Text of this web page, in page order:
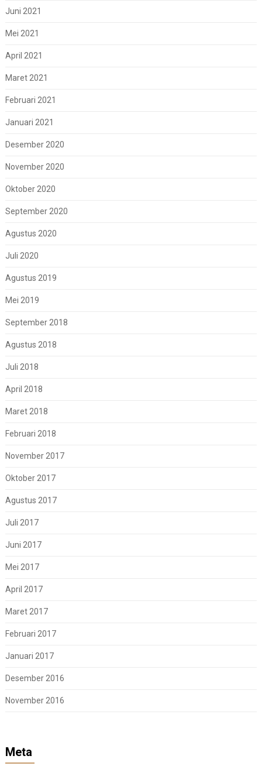
Juni 2021
Mei 2021
April 2021
Maret 2021
Februari 2021
Januari 2021
Desember 2020
November 2020
Oktober 2020
September 2020
Agustus 2020
Juli 2020
Agustus 2019
Mei 2019
September 2018
Agustus 2018
Juli 2018
April 2018
Maret 2018
Februari 2018
November 2017
Oktober 2017
Agustus 2017
Juli 2017
Juni 2017
Mei 2017
April 2017
Maret 2017
Februari 2017
Januari 2017
Desember 2016
November 2016
Meta